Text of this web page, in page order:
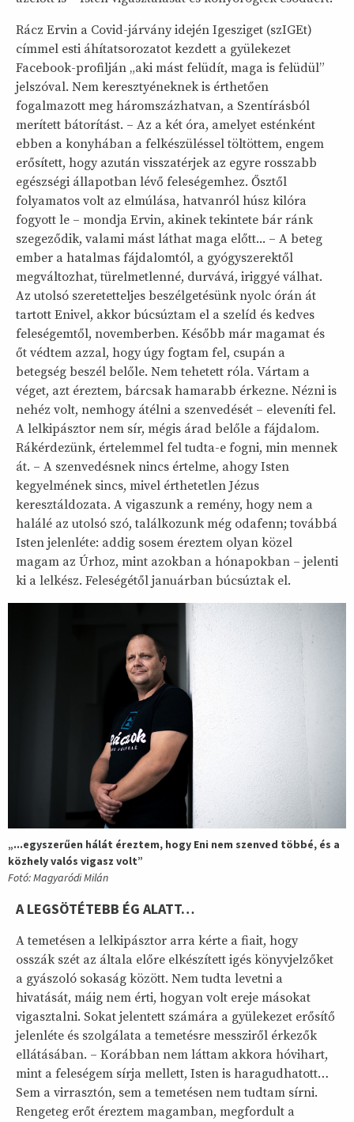
Rácz Ervin a Covid-járvány idején Igesziget (szIGEt)
címmel esti áhítatsorozatot kezdett a gyülekezet
Facebook-profilján „aki mást felüdít, maga is felüdül”
jelszóval. Nem keresztyéneknek is érthetően
fogalmazott meg háromszázhatvan, a Szentírásból
merített bátorítást. – Az a két óra, amelyet esténként
ebben a konyhában a felkészüléssel töltöttem, engem
erősített, hogy azután visszatérjek az egyre rosszabb
egészségi állapotban lévő feleségemhez. Ősztől
folyamatos volt az elmúlása, hatvanról húsz kilóra
fogyott le – mondja Ervin, akinek tekintete bár ránk
szegeződik, valami mást láthat maga előtt... – A beteg
ember a hatalmas fájdalomtól, a gyógyszerektől
megváltozhat, türelmetlenné, durvává, iriggyé válhat.
Az utolsó szeretetteljes beszélgetésünk nyolc órán át
tartott Enivel, akkor búcsúztam el a szelíd és kedves
feleségemtől, novemberben. Később már magamat és
őt védtem azzal, hogy úgy fogtam fel, csupán a
betegség beszél belőle. Nem tehetett róla. Vártam a
véget, azt éreztem, bárcsak hamarabb érkezne. Nézni is
nehéz volt, nemhogy átélni a szenvedését – eleveníti fel.
A lelkipásztor nem sír, mégis árad belőle a fájdalom.
Rákérdezünk, értelemmel fel tudta-e fogni, min mennek
át. – A szenvedésnek nincs értelme, ahogy Isten
kegyelmének sincs, mivel érthetetlen Jézus
keresztáldozata. A vigaszunk a remény, hogy nem a
halálé az utolsó szó, találkozunk még odafenn; továbbá
Isten jelenléte: addig sosem éreztem olyan közel
magam az Úrhoz, mint azokban a hónapokban – jelenti
ki a lelkész. Feleségétől januárban búcsúztak el.
„...egyszerűen hálát éreztem, hogy Eni nem szenved többé, és a
közhely valós vigasz volt”
Fotó: Magyaródi Milán
A LEGSÖTÉTEBB ÉG ALATT…
A temetésen a lelkipásztor arra kérte a fiait, hogy
osszák szét az általa előre elkészített igés könyvjelzőket
a gyászoló sokaság között. Nem tudta levetni a
hivatását, máig nem érti, hogyan volt ereje másokat
vigasztalni. Sokat jelentett számára a gyülekezet erősítő
jelenléte és szolgálata a temetésre messziről érkezők
ellátásában. – Korábban nem láttam akkora hóvihart,
mint a feleségem sírja mellett, Isten is haragudhatott…
Sem a virrasztón, sem a temetésen nem tudtam sírni.
Rengeteg erőt éreztem magamban, megfordult a